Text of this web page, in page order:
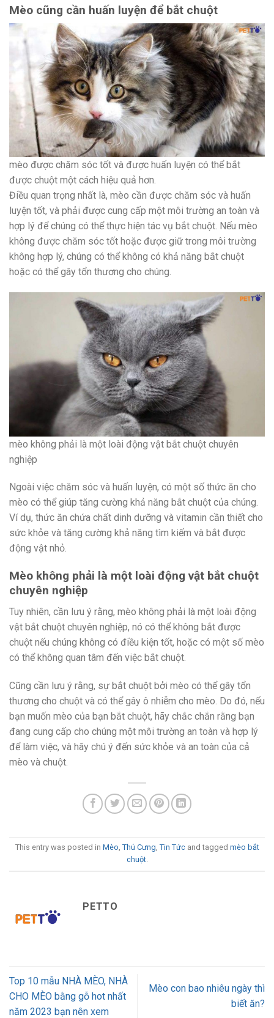
Mèo cũng cần huấn luyện để bắt chuột
mèo được chăm sóc tốt và được huấn luyện có thể bắt
được chuột một cách hiệu quả hơn.
Điều quan trọng nhất là, mèo cần được chăm sóc và huấn
luyện tốt, và phải được cung cấp một môi trường an toàn và
hợp lý để chúng có thể thực hiện tác vụ bắt chuột. Nếu mèo
không được chăm sóc tốt hoặc được giữ trong môi trường
không hợp lý, chúng có thể không có khả năng bắt chuột
hoặc có thể gây tổn thương cho chúng.
mèo không phải là một loài động vật bắt chuột chuyên
nghiệp
Ngoài việc chăm sóc và huấn luyện, có một số thức ăn cho
mèo có thể giúp tăng cường khả năng bắt chuột của chúng.
Ví dụ, thức ăn chứa chất dinh dưỡng và vitamin cần thiết cho
sức khỏe và tăng cường khả năng tìm kiếm và bắt được
động vật nhỏ.
Mèo không phải là một loài động vật bắt chuột
chuyên nghiệp
Tuy nhiên, cần lưu ý rằng, mèo không phải là một loài động
vật bắt chuột chuyên nghiệp, nó có thể không bắt được
chuột nếu chúng không có điều kiện tốt, hoặc có một số mèo
có thể không quan tâm đến việc bắt chuột.
Cũng cần lưu ý rằng, sự bắt chuột bởi mèo có thể gây tổn
thương cho chuột và có thể gây ô nhiễm cho mèo. Do đó, nếu
bạn muốn mèo của bạn bắt chuột, hãy chắc chắn rằng bạn
đang cung cấp cho chúng một môi trường an toàn và hợp lý
để làm việc, và hãy chú ý đến sức khỏe và an toàn của cả
mèo và chuột.
This entry was posted in Mèo Thú Cưng Tin Tứcand tagged mèo bắt
chuột.
PETTO
Top 10 mẫu NHÀ MÈO, NHÀ
CHO MÈO bằng gỗ hot nhất
năm 2023 bạn nên xem
Mèo con bao nhiêu ngày thì
biết ăn?